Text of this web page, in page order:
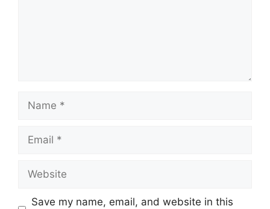
Name
Email
Website
Save my name, email, and website in this